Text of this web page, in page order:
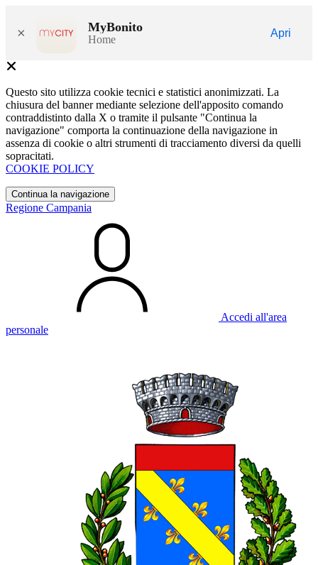
× MyBonito
Home
Apri
Questo sito utilizza cookie tecnici e statistici anonimizzati. La
chiusura del banner mediante selezione dell'apposito comando
contraddistinto dalla X o tramite il pulsante "Continua la
navigazione" comporta la continuazione della navigazione in
assenza di cookie o altri strumenti di tracciamento diversi da quelli
sopracitati.
COOKIE POLICY
Continua la navigazione
Regione Campania
Accedi all'area
personale